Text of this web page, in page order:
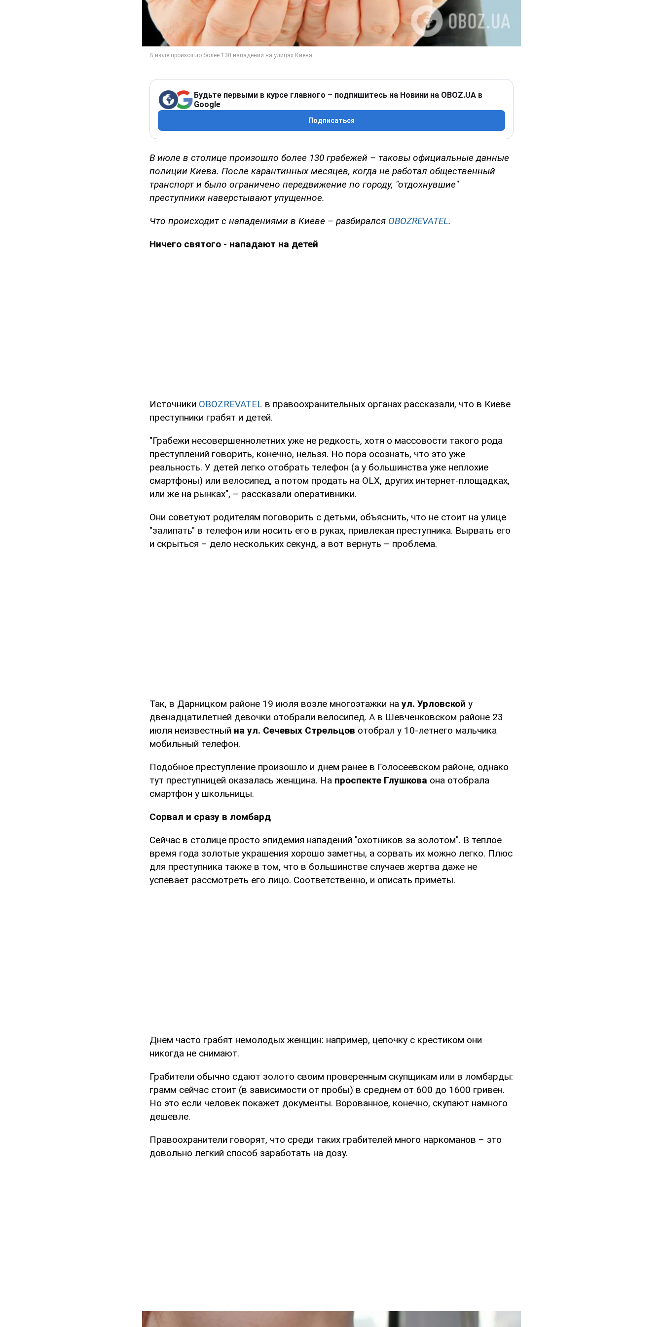
Будьте первыми в курсе главного – подпишитесь на Новини на OBOZ.UA в
Google
Подписаться
В июле в столице произошло более 130 грабежей – таковы официальные данные
полиции Киева. После карантинных месяцев, когда не работал общественный
транспорт и было ограничено передвижение по городу, "отдохнувшие"
преступники наверстывают упущенное.
Что происходит с нападениями в Киеве – разбирался OBOZREVATEL.
Ничего святого - нападают на детей
Источники OBOZREVATEL в правоохранительных органах рассказали, что в Киеве
преступники грабят и детей.
"Грабежи несовершеннолетних уже не редкость, хотя о массовости такого рода
преступлений говорить, конечно, нельзя. Но пора осознать, что это уже
реальность. У детей легко отобрать телефон (а у большинства уже неплохие
смартфоны) или велосипед, а потом продать на OLX, других интернет-площадках,
или же на рынках", – рассказали оперативники.
Они советуют родителям поговорить с детьми, объяснить, что не стоит на улице
"залипать" в телефон или носить его в руках, привлекая преступника. Вырвать его
и скрыться – дело нескольких секунд, а вот вернуть – проблема.
Так, в Дарницком районе 19 июля возле многоэтажки на ул. Урловской у
двенадцатилетней девочки отобрали велосипед. А в Шевченковском районе 23
июля неизвестный на ул. Сечевых Стрельцов отобрал у 10-летнего мальчика
мобильный телефон.
Подобное преступление произошло и днем ранее в Голосеевском районе, однако
тут преступницей оказалась женщина. На проспекте Глушкова она отобрала
смартфон у школьницы.
Сорвал и сразу в ломбард
Сейчас в столице просто эпидемия нападений "охотников за золотом". В теплое
время года золотые украшения хорошо заметны, а сорвать их можно легко. Плюс
для преступника также в том, что в большинстве случаев жертва даже не
успевает рассмотреть его лицо. Соответственно, и описать приметы.
Днем часто грабят немолодых женщин: например, цепочку с крестиком они
никогда не снимают.
Грабители обычно сдают золото своим проверенным скупщикам или в ломбарды:
грамм сейчас стоит (в зависимости от пробы) в среднем от 600 до 1600 гривен.
Но это если человек покажет документы. Ворованное, конечно, скупают намного
дешевле.
Правоохранители говорят, что среди таких грабителей много наркоманов – это
довольно легкий способ заработать на дозу.